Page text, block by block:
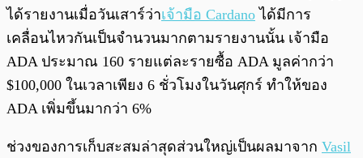
ได้รายงานเมื่อวันเสาร์ว่าเจ้ามือ Cardano ได้มีการ
เคลื่อนไหวกันเป็นจำนวนมากตามรายงานนั้น เจ้ามือ
ADA ประมาณ 160 รายแต่ละรายซื้อ ADA มูลค่ากว่า
$100,000 ในเวลาเพียง 6 ชั่วโมงในวันศุกร์ ทำให้ของ
ADA เพิ่มขึ้นมากว่า 6%
ช่วงของการเก็บสะสมล่าสุดส่วนใหญ่เป็นผลมาจาก Vasil